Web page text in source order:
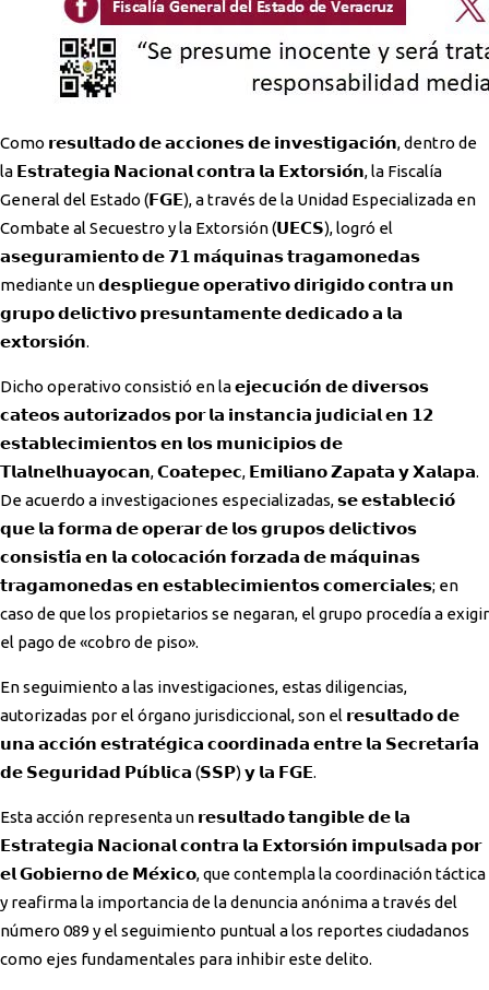
Como 𝗿𝗲𝘀𝘂𝗹𝘁𝗮𝗱𝗼 𝗱𝗲 𝗮𝗰𝗰𝗶𝗼𝗻𝗲𝘀 𝗱𝗲 𝗶𝗻𝘃𝗲𝘀𝘁𝗶𝗴𝗮𝗰𝗶𝗼́𝗻, dentro de
la 𝗘𝘀𝘁𝗿𝗮𝘁𝗲𝗴𝗶𝗮 𝗡𝗮𝗰𝗶𝗼𝗻𝗮𝗹 𝗰𝗼𝗻𝘁𝗿𝗮 𝗹𝗮 𝗘𝘅𝘁𝗼𝗿𝘀𝗶𝗼́𝗻, la Fiscalía
General del Estado (𝗙𝗚𝗘), a través de la Unidad Especializada en
Combate al Secuestro y la Extorsión (𝗨𝗘𝗖𝗦), logró el
𝗮𝘀𝗲𝗴𝘂𝗿𝗮𝗺𝗶𝗲𝗻𝘁𝗼 𝗱𝗲 𝟳𝟭 𝗺𝗮́𝗾𝘂𝗶𝗻𝗮𝘀 𝘁𝗿𝗮𝗴𝗮𝗺𝗼𝗻𝗲𝗱𝗮𝘀
mediante un 𝗱𝗲𝘀𝗽𝗹𝗶𝗲𝗴𝘂𝗲 𝗼𝗽𝗲𝗿𝗮𝘁𝗶𝘃𝗼 𝗱𝗶𝗿𝗶𝗴𝗶𝗱𝗼 𝗰𝗼𝗻𝘁𝗿𝗮 𝘂𝗻
𝗴𝗿𝘂𝗽𝗼 𝗱𝗲𝗹𝗶𝗰𝘁𝗶𝘃𝗼 𝗽𝗿𝗲𝘀𝘂𝗻𝘁𝗮𝗺𝗲𝗻𝘁𝗲 𝗱𝗲𝗱𝗶𝗰𝗮𝗱𝗼 𝗮 𝗹𝗮
𝗲𝘅𝘁𝗼𝗿𝘀𝗶𝗼́𝗻.
Dicho operativo consistió en la 𝗲𝗷𝗲𝗰𝘂𝗰𝗶𝗼́𝗻 𝗱𝗲 𝗱𝗶𝘃𝗲𝗿𝘀𝗼𝘀
𝗰𝗮𝘁𝗲𝗼𝘀 𝗮𝘂𝘁𝗼𝗿𝗶𝘇𝗮𝗱𝗼𝘀 𝗽𝗼𝗿 𝗹𝗮 𝗶𝗻𝘀𝘁𝗮𝗻𝗰𝗶𝗮 𝗷𝘂𝗱𝗶𝗰𝗶𝗮𝗹 𝗲𝗻 𝟭𝟮
𝗲𝘀𝘁𝗮𝗯𝗹𝗲𝗰𝗶𝗺𝗶𝗲𝗻𝘁𝗼𝘀 𝗲𝗻 𝗹𝗼𝘀 𝗺𝘂𝗻𝗶𝗰𝗶𝗽𝗶𝗼𝘀 𝗱𝗲
𝗧𝗹𝗮𝗹𝗻𝗲𝗹𝗵𝘂𝗮𝘆𝗼𝗰𝗮𝗻, 𝗖𝗼𝗮𝘁𝗲𝗽𝗲𝗰, 𝗘𝗺𝗶𝗹𝗶𝗮𝗻𝗼 𝗭𝗮𝗽𝗮𝘁𝗮 𝘆 𝗫𝗮𝗹𝗮𝗽𝗮.
De acuerdo a investigaciones especializadas, 𝘀𝗲 𝗲𝘀𝘁𝗮𝗯𝗹𝗲𝗰𝗶𝗼́
𝗾𝘂𝗲 𝗹𝗮 𝗳𝗼𝗿𝗺𝗮 𝗱𝗲 𝗼𝗽𝗲𝗿𝗮𝗿 𝗱𝗲 𝗹𝗼𝘀 𝗴𝗿𝘂𝗽𝗼𝘀 𝗱𝗲𝗹𝗶𝗰𝘁𝗶𝘃𝗼𝘀
𝗰𝗼𝗻𝘀𝗶𝘀𝘁𝗶́𝗮 𝗲𝗻 𝗹𝗮 𝗰𝗼𝗹𝗼𝗰𝗮𝗰𝗶𝗼́𝗻 𝗳𝗼𝗿𝘇𝗮𝗱𝗮 𝗱𝗲 𝗺𝗮́𝗾𝘂𝗶𝗻𝗮𝘀
𝘁𝗿𝗮𝗴𝗮𝗺𝗼𝗻𝗲𝗱𝗮𝘀 𝗲𝗻 𝗲𝘀𝘁𝗮𝗯𝗹𝗲𝗰𝗶𝗺𝗶𝗲𝗻𝘁𝗼𝘀 𝗰𝗼𝗺𝗲𝗿𝗰𝗶𝗮𝗹𝗲𝘀; en
caso de que los propietarios se negaran, el grupo procedía a exigir
el pago de «cobro de piso».
En seguimiento a las investigaciones, estas diligencias,
autorizadas por el órgano jurisdiccional, son el 𝗿𝗲𝘀𝘂𝗹𝘁𝗮𝗱𝗼 𝗱𝗲
𝘂𝗻𝗮 𝗮𝗰𝗰𝗶𝗼́𝗻 𝗲𝘀𝘁𝗿𝗮𝘁𝗲́𝗴𝗶𝗰𝗮 𝗰𝗼𝗼𝗿𝗱𝗶𝗻𝗮𝗱𝗮 𝗲𝗻𝘁𝗿𝗲 𝗹𝗮 𝗦𝗲𝗰𝗿𝗲𝘁𝗮𝗿𝗶́𝗮
𝗱𝗲 𝗦𝗲𝗴𝘂𝗿𝗶𝗱𝗮𝗱 𝗣𝘂́𝗯𝗹𝗶𝗰𝗮 (𝗦𝗦𝗣) 𝘆 𝗹𝗮 𝗙𝗚𝗘.
Esta acción representa un 𝗿𝗲𝘀𝘂𝗹𝘁𝗮𝗱𝗼 𝘁𝗮𝗻𝗴𝗶𝗯𝗹𝗲 𝗱𝗲 𝗹𝗮
𝗘𝘀𝘁𝗿𝗮𝘁𝗲𝗴𝗶𝗮 𝗡𝗮𝗰𝗶𝗼𝗻𝗮𝗹 𝗰𝗼𝗻𝘁𝗿𝗮 𝗹𝗮 𝗘𝘅𝘁𝗼𝗿𝘀𝗶𝗼́𝗻 𝗶𝗺𝗽𝘂𝗹𝘀𝗮𝗱𝗮 𝗽𝗼𝗿
𝗲𝗹 𝗚𝗼𝗯𝗶𝗲𝗿𝗻𝗼 𝗱𝗲 𝗠𝗲́𝘅𝗶𝗰𝗼, que contempla la coordinación táctica
y reafirma la importancia de la denuncia anónima a través del
número 089 y el seguimiento puntual a los reportes ciudadanos
como ejes fundamentales para inhibir este delito.